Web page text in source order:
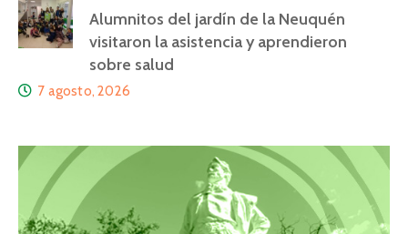
Alumnitos del jardín de la Neuquén
visitaron la asistencia y aprendieron
sobre salud
7 agosto, 2026